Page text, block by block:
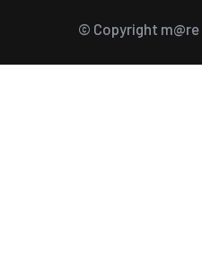
© Copyright m@re